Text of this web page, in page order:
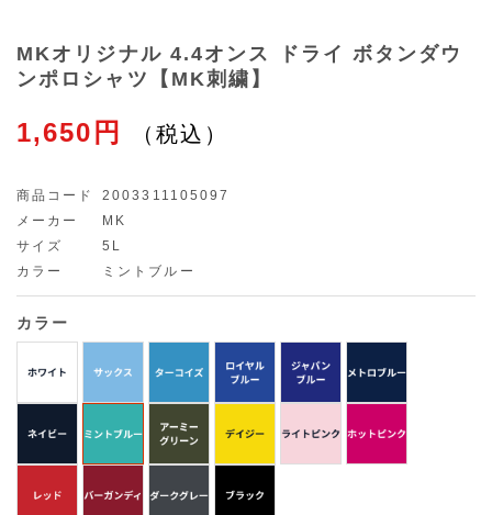
MKオリジナル 4.4オンス ドライ ボタンダウ
ンポロシャツ【MK刺繍】
1,650円
商品コード
2003311105097
メーカー
MK
サイズ
5L
カラー
ミントブルー
カラー